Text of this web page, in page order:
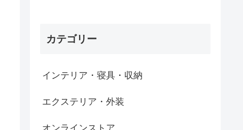
カテゴリー
インテリア・寝具・収納
エクステリア・外装